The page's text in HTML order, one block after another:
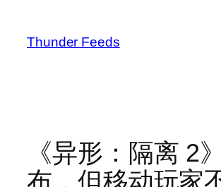
Thunder Feeds
《异形：隔离 2
布，但移动玩家